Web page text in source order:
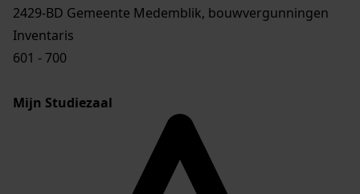
2429-BD Gemeente Medemblik, bouwvergunningen
Inventaris
601 - 700
Mijn Studiezaal